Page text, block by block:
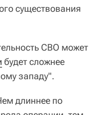
существования
СВО может
будет сложнее
западу".
длиннее по